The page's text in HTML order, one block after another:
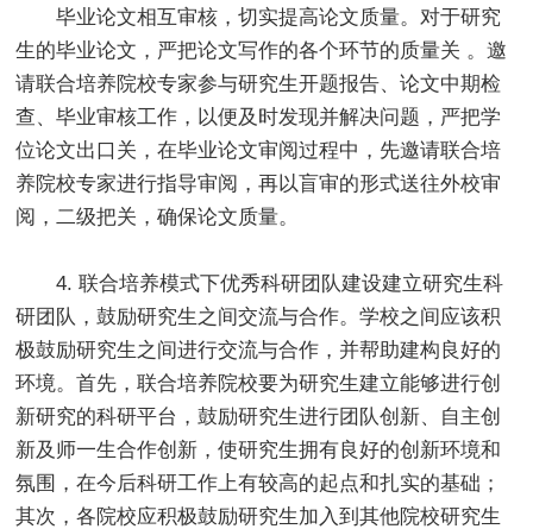
毕业论文相互审核，切实提高论文质量。对于研究
生的毕业论文，严把论文写作的各个环节的质量关 。邀
请联合培养院校专家参与研究生开题报告、论文中期检
查、毕业审核工作，以便及时发现并解决问题，严把学
位论文出口关，在毕业论文审阅过程中，先邀请联合培
养院校专家进行指导审阅，再以盲审的形式送往外校审
阅，二级把关，确保论文质量。
4. 联合培养模式下优秀科研团队建设建立研究生科
研团队，鼓励研究生之间交流与合作。学校之间应该积
极鼓励研究生之间进行交流与合作，并帮助建构良好的
环境。首先，联合培养院校要为研究生建立能够进行创
新研究的科研平台，鼓励研究生进行团队创新、自主创
新及师一生合作创新，使研究生拥有良好的创新环境和
氛围，在今后科研工作上有较高的起点和扎实的基础；
其次，各院校应积极鼓励研究生加入到其他院校研究生